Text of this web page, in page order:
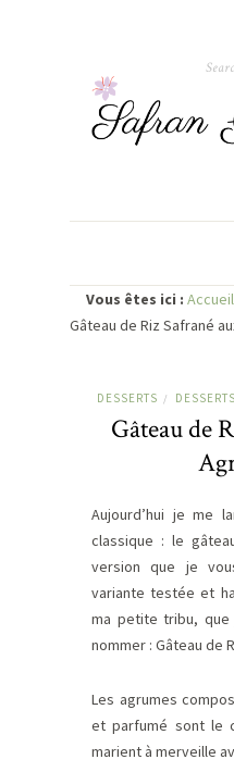
Vous êtes ici : Accueil
Gâteau de Riz Safrané
DESSERTS /
Gâteau de
Aujourd’hui je me
classique : le
version que je
variante testée et
ma petite tribu,
nommer : Gâteau de
Les agrumes
et parfumé sont le
marient à merveille